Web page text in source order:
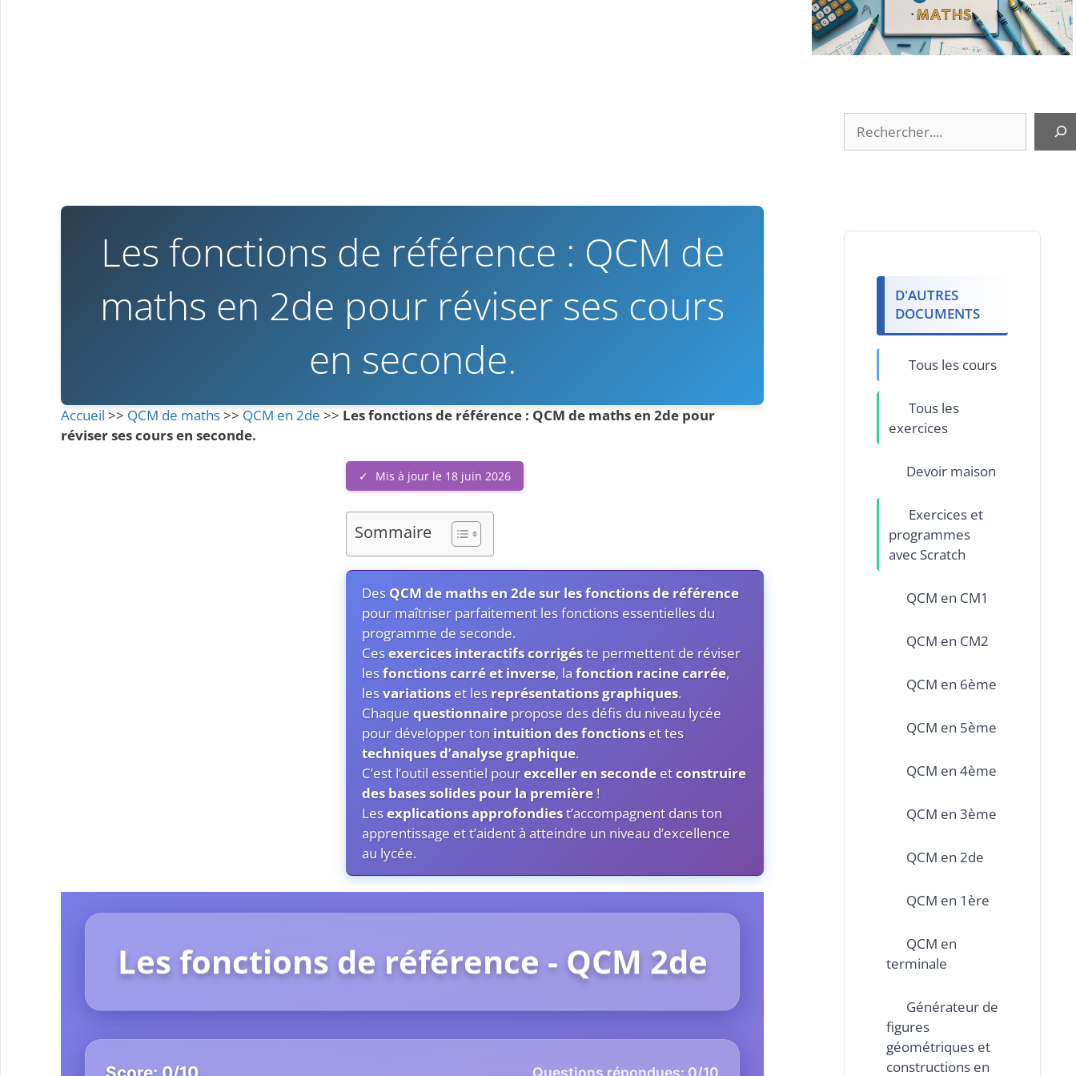
Les fonctions de référence : QCM de
maths en 2de pour réviser ses cours
en seconde.
Accueil >> QCM de maths>> QCM en 2de >> Les fonctions de référence : QCM de maths en 2de pour
réviser ses cours en seconde.
Mis à jour le 18 juin 2026
Sommaire
Des QCM de maths en 2de sur les fonctions de référence
pour maîtriser parfaitement les fonctions essentielles du
programme de seconde.
Cesexercices interactifs corrigéste permettent de réviser
lesfonctions carré et inverse, lafonction racine carrée,
lesvariationset les représentations graphiques.
Chaquequestionnaire propose des défis du niveau lycée
pour développer ton intuition des fonctionset tes
techniques d’analyse graphique.
C’est l’outil essentiel pourexceller en seconde etconstruire
des bases solides pour la première !
Lesexplications approfondiest’accompagnent dans ton
apprentissage et t’aident à atteindre un niveau d’excellence
au lycée.
Les fonctions de référence - QCM 2de
Questions répondues: 0/10
D'AUTRES
DOCUMENTS
Tous les cours
Tous les
exercices
Devoir maison
Exercices et
programmes
avec Scratch
QCM en CM1
QCM en CM2
QCM en 6ème
QCM en 5ème
QCM en 4ème
QCM en 3ème
QCM en 2de
QCM en 1ère
QCM en
terminale
Générateur de
figures
géométriques et
constructions en